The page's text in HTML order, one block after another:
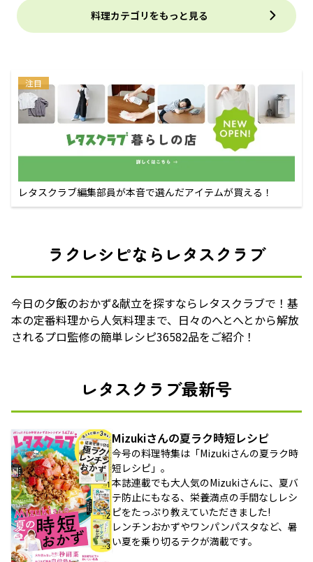
料理カテゴリをもっと見る
注目
レタスクラブ編集部員が本音で選んだアイテムが買える！
ラクレシピならレタスクラブ
今日の夕飯のおかず&献立を探すならレタスクラブで！基
本の定番料理から人気料理まで、日々のへとへとから解放
されるプロ監修の簡単レシピ36582品をご紹介！
レタスクラブ最新号
Mizukiさんの夏ラク時短レシピ
今号の料理特集は「Mizukiさんの夏ラク時
短レシピ」。
本誌連載でも大人気のMizukiさんに、夏バ
テ防止にもなる、栄養満点の手間なしレシ
ピをたっぷり教えていただきました!
レンチンおかずやワンパンパスタなど、暑
い夏を乗り切るテクが満載です。